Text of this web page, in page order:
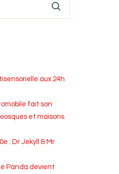
aux 24h
fait son
et maisons
: Dr Jekyll & Mr
Panda devient